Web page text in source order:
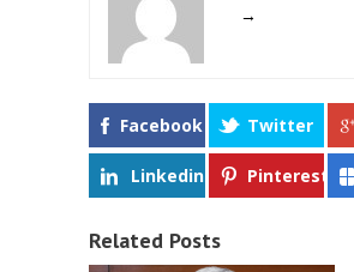
→
Facebook Twitter
Linkedin Pinterest
Related Posts